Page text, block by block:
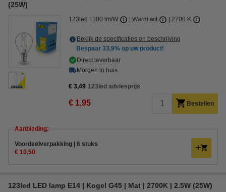
(25W)
123led 100 lm/W Warm wit 2700 K
Bekijk de specificaties en beschrijving
Bespaar 33,9% op uw product!
Direct leverbaar
Morgen in huis
€ 3,49 123led adviesprijs
€ 1,95 Bestellen
Aanbieding:
Voordeelverpakking | 6 stuks
€ 10,50
123led LED lamp E14 | Kogel G45 | Mat | 2700K | 2.5W (25W)